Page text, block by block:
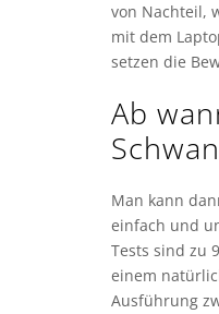
von Nachteil,
mit dem
setzen die
Ab
Man kann
einfach und
Tests sind zu
einem
Ausführung